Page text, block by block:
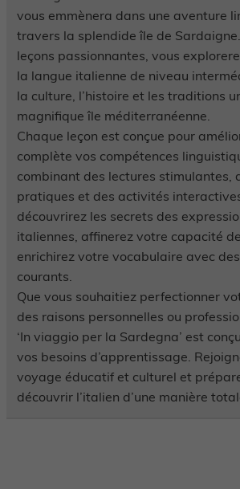
vous emmènera dans une aventure
travers la splendide île de
leçons passionnantes, vous
la langue italienne de niveau
la culture, l’histoire et les traditions
magnifique île méditerranéenne.
Chaque leçon est conçue pour
complète vos compétences
combinant des lectures stimulantes,
pratiques et des activités
découvrirez les secrets des
italiennes, affinerez votre capacité
enrichirez votre vocabulaire avec
courants.
Que vous souhaitiez perfectionner
des raisons personnelles ou
‘In viaggio per la Sardegna’ est
vos besoins d’apprentissage.
voyage éducatif et culturel et
découvrir l’italien d’une manière